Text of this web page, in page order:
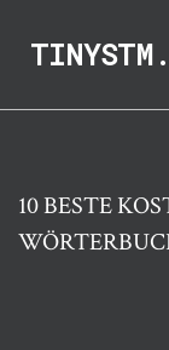
10 BESTE